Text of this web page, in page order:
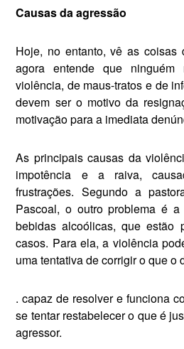
Causas da agressão
Hoje, no entanto, vê as coisas
agora en­tende que
violência, de maus-tratos e de
de­vem ser o motivo da
motivação para a imediata
As principais causas da
impotên­cia e a raiva,
frustrações. Segundo a
Pascoal, o outro problema é
bebidas alcoólicas, que estão
casos. Para ela, a violência
uma tentativa de corrigir o que o
. capaz de resolver e funciona
se ten­tar restabelecer o que é
agressor.